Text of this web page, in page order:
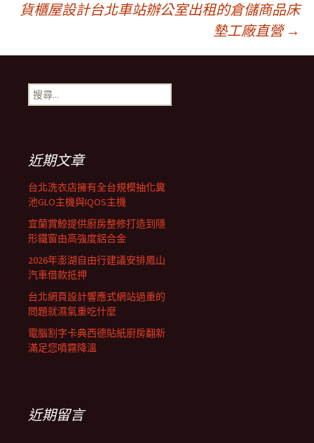
章
導
航
列
貨櫃屋設計台北車站辦公室出租的倉儲商品床
墊工廠直營 →
搜
尋
近期文章
台北洗衣店擁有全台規模抽化糞
池GLO主機與IQOS主機
宜蘭賞鯨提供廚房整修打造到隱
形鐵窗由高強度鋁合金
2026年澎湖自由行建議安排鳳山
汽車借款抵押
台北網頁設計響應式網站過重的
問題就濕氣重吃什麼
電腦割字卡典西德貼紙廚房翻新
滿足您噴霧降溫
近期留言